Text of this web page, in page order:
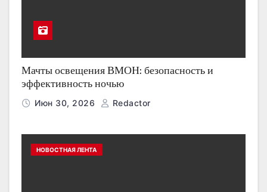
Мачты освещения ВМОН: безопасность и
эффективность ночью
Июн 30, 2026 Redactor
НОВОСТНАЯ ЛЕНТА